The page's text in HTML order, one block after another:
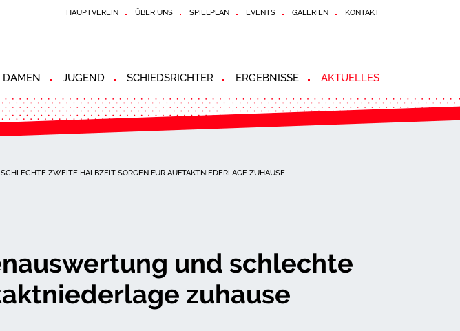
HAUPTVEREIN ÜBER UNS SPIELPLAN EVENTS GALERIEN KONTAKT
DAMEN JUGEND SCHIEDSRICHTER ERGEBNISSE AKTUELLES
ZWEITE HALBZEIT SORGEN FÜR AUFTAKTNIEDERLAGE ZUHAUSE
und schlechte
zuhause